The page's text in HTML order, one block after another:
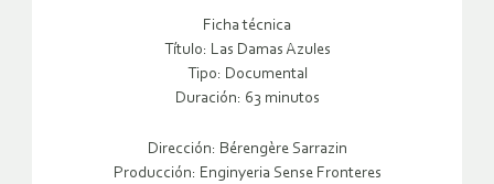
Ficha técnica
Título: Las Damas Azules
Tipo: Documental
Duración: 63 minutos
Dirección: Bérengère Sarrazin
Producción: Enginyeria Sense Fronteres